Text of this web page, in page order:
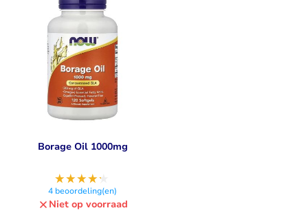
Borage Oil 1000mg
4 beoordeling(en)
Niet op voorraad